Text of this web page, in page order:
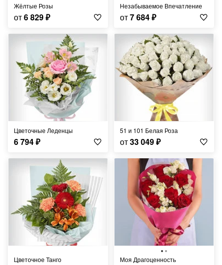
Жёлтые Розы
от6 829₽
Незабываемое Впечатление
от7 684₽
Цветочные Леденцы
6 794₽
51 и 101 Белая Роза
от33 049₽
Цветочное Танго Моя Драгоценность